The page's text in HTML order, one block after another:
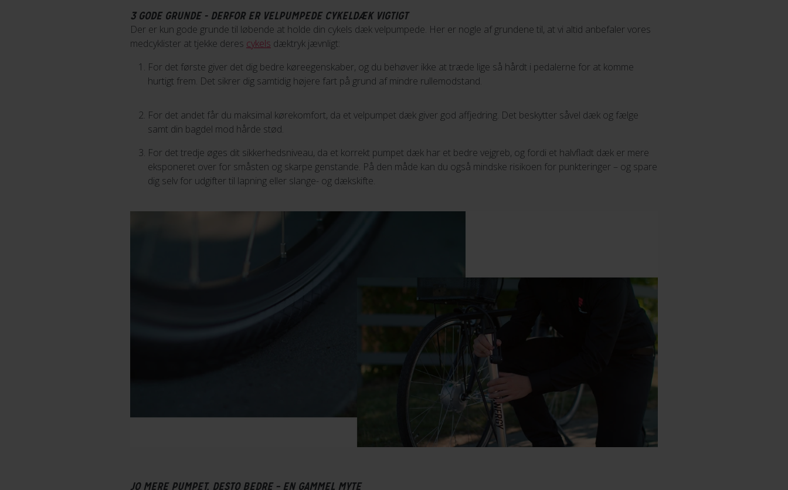
3 GODE GRUNDE - DERFOR ER VELPUMPEDE CYKELDÆK VIGTIGT
Der er kun gode grunde til løbende at holde din cykels dæk velpumpede. Her er nogle af grundene til, at vi altid anbefaler vores
medcyklister at tjekke deres cykels dæktryk jævnligt:
For det første giver det dig bedre køreegenskaber, og du behøver ikke at træde lige så hårdt i pedalerne for at komme
hurtigt frem. Det sikrer dig samtidig højere fart på grund af mindre rullemodstand.
For det andet får du maksimal kørekomfort, da et velpumpet dæk giver god affjedring. Det beskytter såvel dæk og fælge
samt din bagdel mod hårde stød.
For det tredje øges dit sikkerhedsniveau, da et korrekt pumpet dæk har et bedre vejgreb, og fordi et halvfladt dæk er mere
eksponeret over for småsten og skarpe genstande. På den måde kan du også mindske risikoen for punkteringer – og spare
dig selv for udgifter til lapning eller slange- og dækskifte.
JO MERE PUMPET, DESTO BEDRE – EN GAMMEL MYTE